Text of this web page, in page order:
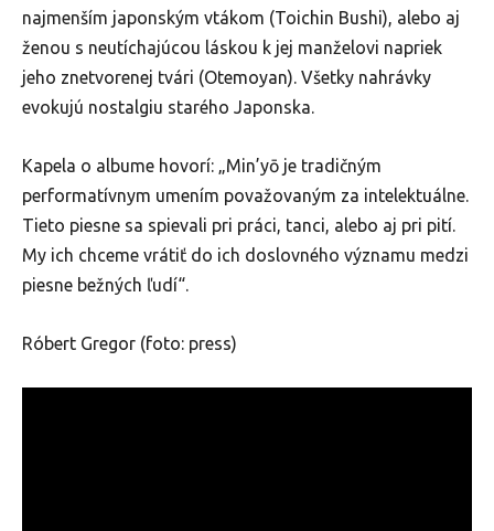
najmenším japonským vtákom (Toichin Bushi), alebo aj
ženou s neutíchajúcou láskou k jej manželovi napriek
jeho znetvorenej tvári (Otemoyan). Všetky nahrávky
evokujú nostalgiu starého Japonska.
Kapela o albume hovorí: „Min’yō je tradičným
performatívnym umením považovaným za intelektuálne.
Tieto piesne sa spievali pri práci, tanci, alebo aj pri pití.
My ich chceme vrátiť do ich doslovného významu medzi
piesne bežných ľudí“.
Róbert Gregor (foto: press)